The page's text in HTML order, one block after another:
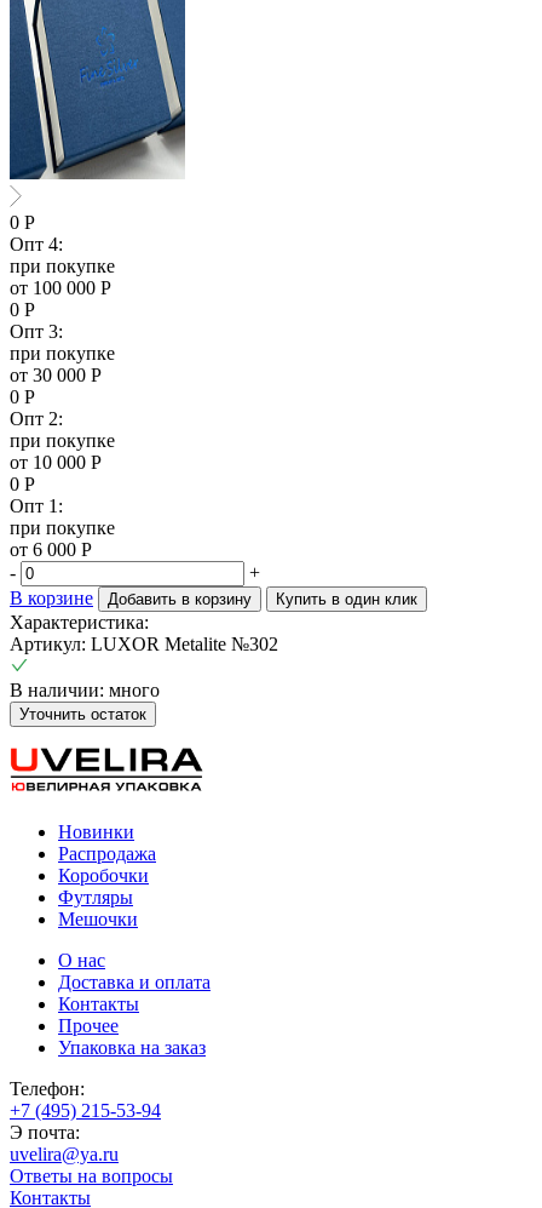
0 Р
Опт 4:
при покупке
от 100 000 Р
0 Р
Опт 3:
при покупке
от 30 000 Р
0 Р
Опт 2:
при покупке
от 10 000 Р
0 Р
Опт 1:
при покупке
от 6 000 Р
-
+
В корзине
Добавить в корзину Купить в один клик
Характеристика:
Артикул: LUXOR Metalite №302
В наличии: много
Уточнить остаток
Новинки
Распродажа
Коробочки
Футляры
Мешочки
О нас
Доставка и оплата
Контакты
Прочее
Упаковка на заказ
Телефон:
+7 (495) 215-53-94
Э почта:
uvelira@ya.ru
Ответы на вопросы
Контакты